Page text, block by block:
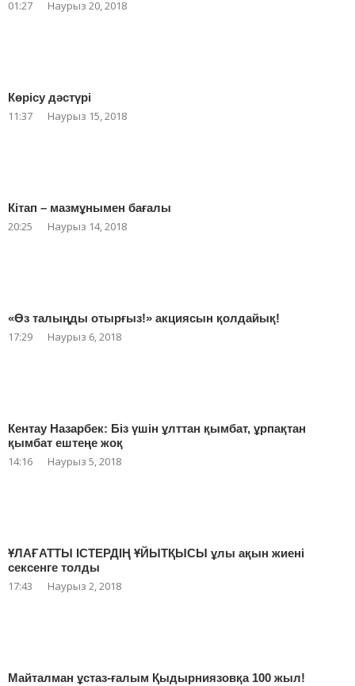
01:27 Наурыз 20, 2018
Көрісу дәстүрі
11:37 Наурыз 15, 2018
Кітап – мазмұнымен бағалы
20:25 Наурыз 14, 2018
«Өз талыңды отырғыз!» акциясын қолдайық!
17:29 Наурыз 6, 2018
Кентау Назарбек: Біз үшін ұлттан қымбат, ұрпақтан
қымбат ештеңе жоқ
14:16 Наурыз 5, 2018
ҰЛАҒАТТЫ ІСТЕРДІҢ ҰЙЫТҚЫСЫ ұлы ақын жиені
сексенге толды
17:43 Наурыз 2, 2018
Майталман ұстаз-ғалым Қыдырниязовқа 100 жыл!